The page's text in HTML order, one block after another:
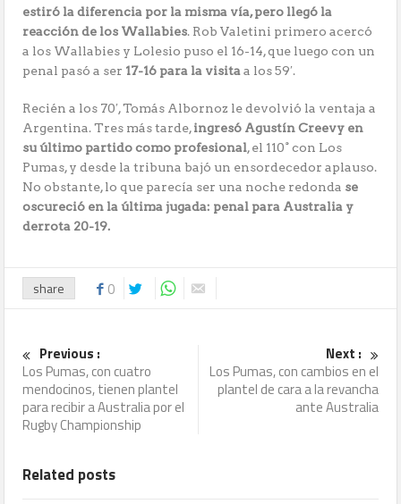
estiró la diferencia por la misma vía, pero llegó la
reacción de los Wallabies. Rob Valetini primero acercó
a los Wallabies y Lolesio puso el 16-14, que luego con un
penal pasó a ser 17-16 para la visitaa los 59′.
Recién a los 70′, Tomás Albornoz le devolvió la ventaja a
Argentina. Tres más tarde,ingresó Agustín Creevy en
su último partido como profesional, el 110° con Los
Pumas, y desde la tribuna bajó un ensordecedor aplauso.
No obstante, lo que parecía ser una noche redonda se
oscureció en la última jugada: penal para Australia y
derrota 20-19.
share 0
Previous :
Los Pumas, con cuatro
mendocinos, tienen plantel
para recibir a Australia por el
Rugby Championship
Next :
Los Pumas, con cambios en el
plantel de cara a la revancha
ante Australia
Related posts